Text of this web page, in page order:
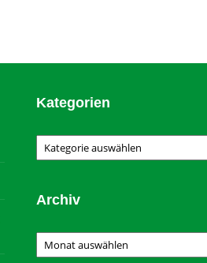
Kategorien
Kategorien
Archiv
Archiv